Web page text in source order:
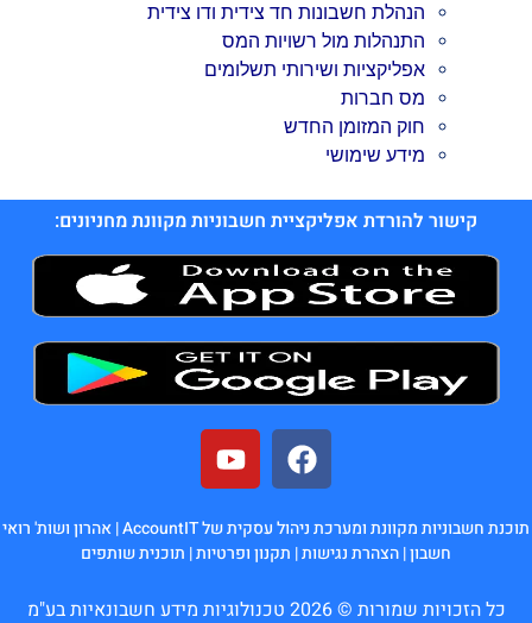
הנהלת חשבונות חד צידית ודו צידית
התנהלות מול רשויות המס
אפליקציות ושירותי תשלומים
מס חברות
חוק המזומן החדש
מידע שימושי
קישור להורדת אפליקציית חשבוניות מקוונת מחניונים:
תוכנת חשבוניות מקוונת ומערכת ניהול עסקית של AccountIT |
אהרון ושות' רואי
חשבון|הצהרת נגישות| תקנון ופרטיות| תוכנית שותפים
כל הזכויות שמורות © 2026 טכנולוגיות מידע חשבונאיות בע"מ